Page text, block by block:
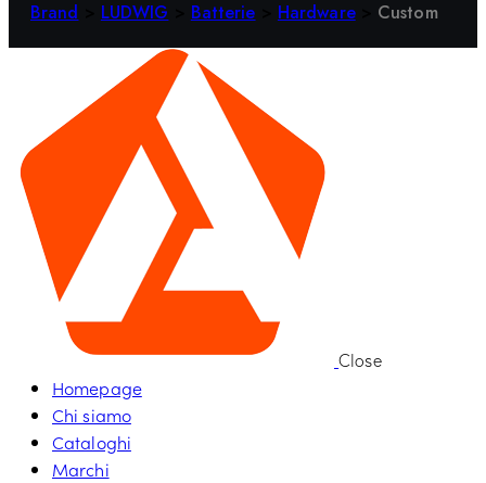
Brand LUDWIG Batterie Hardware Custom
Close
Homepage
Chi siamo
Cataloghi
Marchi